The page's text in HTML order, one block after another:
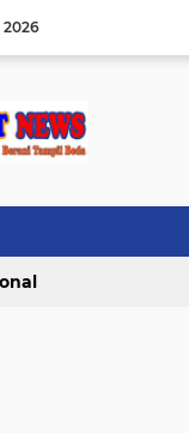
2026